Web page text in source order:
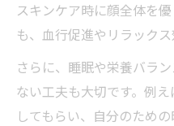
スキンケア時に顔全体を
も、血行促進やリラックス
さらに、睡眠や栄養バラ
ない工夫も大切です。例
してもらい、自分のため